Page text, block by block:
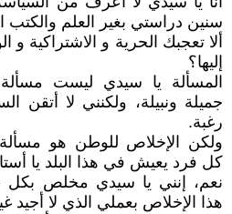
سنين دراستي بغير العلم والكتب
ألا تعجبك الحرية و الاشتراكية و
إليها؟
المسألة يا سيدي ليست
جميلة ونبيلة، ولكنني لا أتقن
رغبة.
ولكن الإخلاص للوطن هو
كل فرد يعيش في هذا البلد يا
نعم، إنني يا سيدي مخلص بكل
هذا الإخلاص بعملي الذي لا أجيد